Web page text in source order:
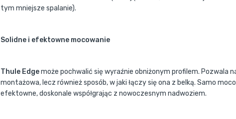
tym mniejsze spalanie).
Solidne i efektowne mocowanie
Thule Edgemoże pochwalić się wyraźnie obniżonym profilem. Pozwala
montażowa, lecz również sposób, w jaki łączy się ona z belką. Samo
efektowne, doskonale współgrając z nowoczesnym nadwoziem.